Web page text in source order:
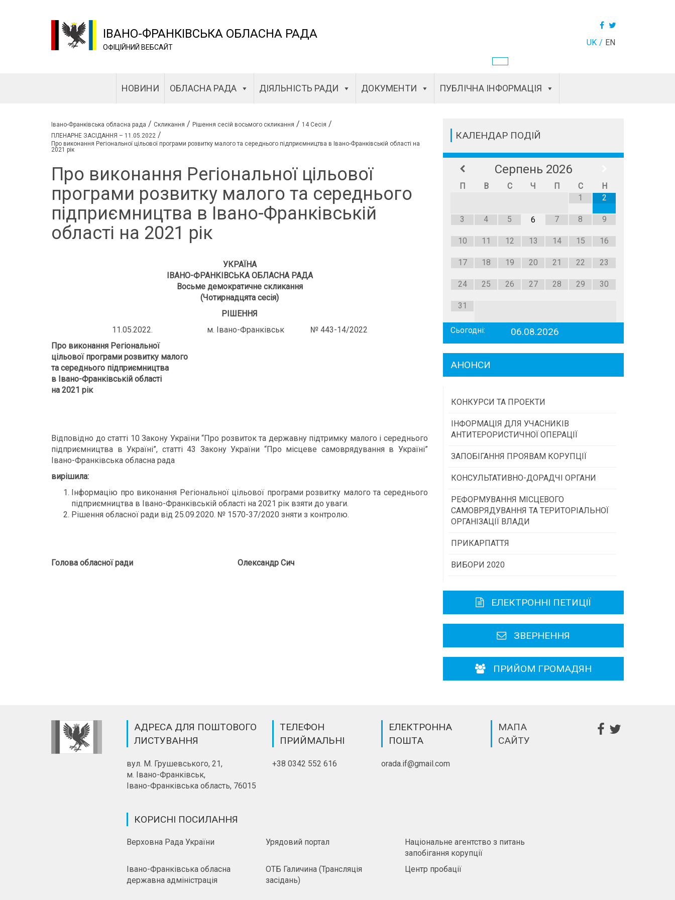
ІВАНО-ФРАНКІВСЬКА ОБЛАСНА РАДА
ОФІЦІЙНИЙ ВЕБСАЙТ UK EN
НОВИНИ ОБЛАСНА РАДА ДІЯЛЬНІСТЬ РАДИ ДОКУМЕНТИ ПУБЛІЧНА ІНФОРМАЦІЯ
Івано-Франківська обласна рада / Скликання / Рішення сесій восьмого скликання / 14 Сесія /
ПЛЕНАРНЕ ЗАСІДАННЯ – 11.05.2022 /
Про виконання Регіональної цільової програми розвитку малого та середнього підприємництва в Івано-Франківській області на
2021 рік
Про виконання Регіональної цільової
програми розвитку малого та середнього
підприємництва в Івано-Франківській
області на 2021 рік
УКРАЇНА
ІВАНО-ФРАНКІВСЬКА ОБЛАСНА РАДА
Восьме демократичне скликання
(Чотирнадцята сесія)
РІШЕННЯ
11.05.2022. м. Івано-Франківськ № 443-14/2022
Про виконання Регіональної
цільової програми розвитку малого
та середнього підприємництва
в Івано-Франківській області
на 2021 рік
Відповідно до статті 10 Закону України “Про розвиток та державну підтримку малого і середнього
підприємництва в Україні”, статті 43 Закону України “Про місцеве самоврядування в Україні”
Івано-Франківська обласна рада
вирішила:
Інформацію про виконання Регіональної цільової програми розвитку малого та середнього
підприємництва в Івано-Франківській області на 2021 рік взяти до уваги.
Рішення обласної ради від 25.09.2020. № 1570-37/2020 зняти з контролю.
Голова обласної ради Олександр Сич
КАЛЕНДАР ПОДІЙ
Серпень 2026
П В С Ч П С
Н
1
2
3 4 5 6 7 8 9
10 11 12 13 14 15 16
17 18 19 20 21 22 23
24 25 26 27 28 29 30
31
Сьогодні: 06.08.2026
АНОНСИ
КОНКУРСИ ТА ПРОЕКТИ
Конкурс проектів та програм місцевого
самоврядування
суспільства
Програми/конкурси МТД
ІНФОРМАЦІЯ ДЛЯ УЧАСНИКІВ
АНТИТЕРОРИСТИЧНОЇ ОПЕРАЦІЇ
ЗАПОБІГАННЯ ПРОЯВАМ КОРУПЦІЇ
КОНСУЛЬТАТИВНО-ДОРАДЧІ ОРГАНИ
Консультативна рада
РЕФОРМУВАННЯ МІСЦЕВОГО
САМОВРЯДУВАННЯ ТА ТЕРИТОРІАЛЬНОЇ
ОРГАНІЗАЦІЇ ВЛАДИ
ПРИКАРПАТТЯ
Історична довідка
Карта області
Районні, міські ради
ВИБОРИ 2020
ЕЛЕКТРОННІ ПЕТИЦІЇ
ЗВЕРНЕННЯ
ПРИЙОМ ГРОМАДЯН
АДРЕСА ДЛЯ ПОШТОВОГО
ЛИСТУВАННЯ
вул. М. Грушевського, 21,
м. Івано-Франківськ,
Івано-Франківська область, 76015
ТЕЛЕФОН
ПРИЙМАЛЬНІ
+38 0342 552 616
ЕЛЕКТРОННА
ПОШТА
orada.if@gmail.com
МАПА
САЙТУ
КОРИСНІ ПОСИЛАННЯ
Верховна Рада України Урядовий портал
Національне агентство з питань
запобігання корупції
Івано-Франківська обласна
державна адміністрація
ОТБ Галичина (Трансляція
засідань)
Центр пробації